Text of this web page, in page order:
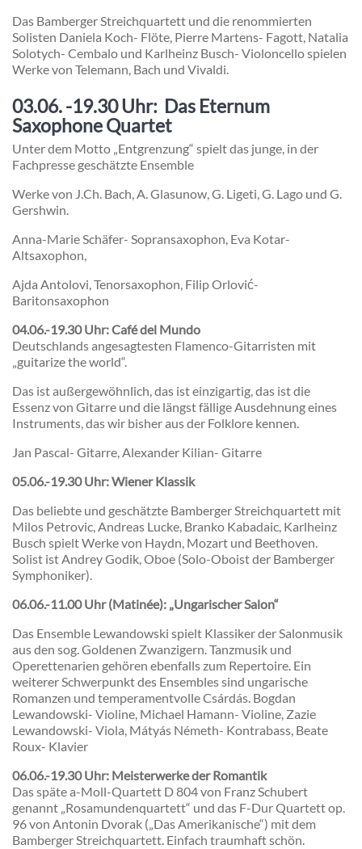
Das Bamberger Streichquartett und die renommierten
Solisten Daniela Koch- Flöte, Pierre Martens- Fagott, Natalia
Solotych- Cembalo und Karlheinz Busch- Violoncello spielen
Werke von Telemann, Bach und Vivaldi.
03.06. -19.30 Uhr: Das Eternum
Saxophone Quartet
Unter dem Motto „Entgrenzung“ spielt das junge, in der
Fachpresse geschätzte Ensemble
Werke von J.Ch. Bach, A. Glasunow, G. Ligeti, G. Lago und G.
Gershwin.
Anna-Marie Schäfer- Sopransaxophon, Eva Kotar-
Altsaxophon,
Ajda Antolovi, Tenorsaxophon, Filip Orlović-
Baritonsaxophon
04.06.-19.30 Uhr: Café del Mundo
Deutschlands angesagtesten Flamenco-Gitarristen mit
„guitarize the world“.
Das ist außergewöhnlich, das ist einzigartig, das ist die
Essenz von Gitarre und die längst fällige Ausdehnung eines
Instruments, das wir bisher aus der Folklore kennen.
Jan Pascal- Gitarre, Alexander Kilian- Gitarre
05.06.-19.30 Uhr:Wiener Klassik
Das beliebte und geschätzte Bamberger Streichquartett mit
Milos Petrovic, Andreas Lucke, Branko Kabadaic, Karlheinz
Busch spielt Werke von Haydn, Mozart und Beethoven.
Solist ist Andrey Godik, Oboe (Solo-Oboist der Bamberger
Symphoniker).
06.06.-11.00 Uhr (Matinée): „Ungarischer Salon“
Das Ensemble Lewandowski spielt Klassiker der Salonmusik
aus den sog. Goldenen Zwanzigern. Tanzmusik und
Operettenarien gehören ebenfalls zum Repertoire. Ein
weiterer Schwerpunkt des Ensembles sind ungarische
Romanzen und temperamentvolle Csárdás. Bogdan
Lewandowski- Violine, Michael Hamann- Violine, Zazie
Lewandowski- Viola, Mátyás Németh- Kontrabass, Beate
Roux- Klavier
06.06.-19.30 Uhr: Meisterwerke der Romantik
Das späte a-Moll-Quartett D 804 von Franz Schubert
genannt „Rosamundenquartett“ und das F-Dur Quartett op.
96 von Antonin Dvorak („Das Amerikanische“) mit dem
Bamberger Streichquartett. Einfach traumhaft schön.